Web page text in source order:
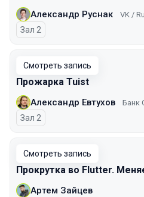
Александр Руснак VK /
Зал 2
Смотреть запись
Прожарка Tuist
Александр Евтухов Банк
Зал 2
Смотреть запись
Прокрутка во Flutter.
Артем Зайцев